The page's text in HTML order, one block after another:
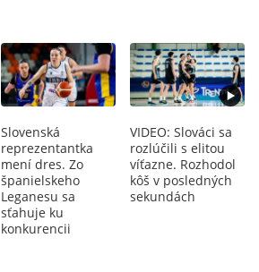
Slovenská
reprezentantka
mení dres. Zo
španielskeho
Leganesu sa
sťahuje ku
konkurencii
VIDEO: Slováci sa
rozlúčili s elitou
víťazne. Rozhodol
kôš v posledných
sekundách